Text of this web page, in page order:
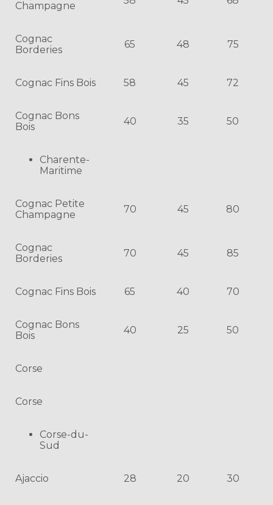
Champagne
Cognac
Borderies
65 48 75
Cognac Fins Bois 58 45 72
Cognac Bons
Bois
40 35 50
Charente-
Maritime
Cognac Petite
Champagne
70 45 80
Cognac
Borderies
70 45 85
Cognac Fins Bois 65 40 70
Cognac Bons
Bois
40 25 50
Corse
Corse
Corse-du-
Sud
Ajaccio 28 20 30